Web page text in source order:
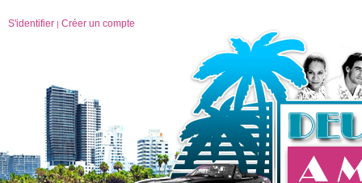
S'identifier | Créer un compte